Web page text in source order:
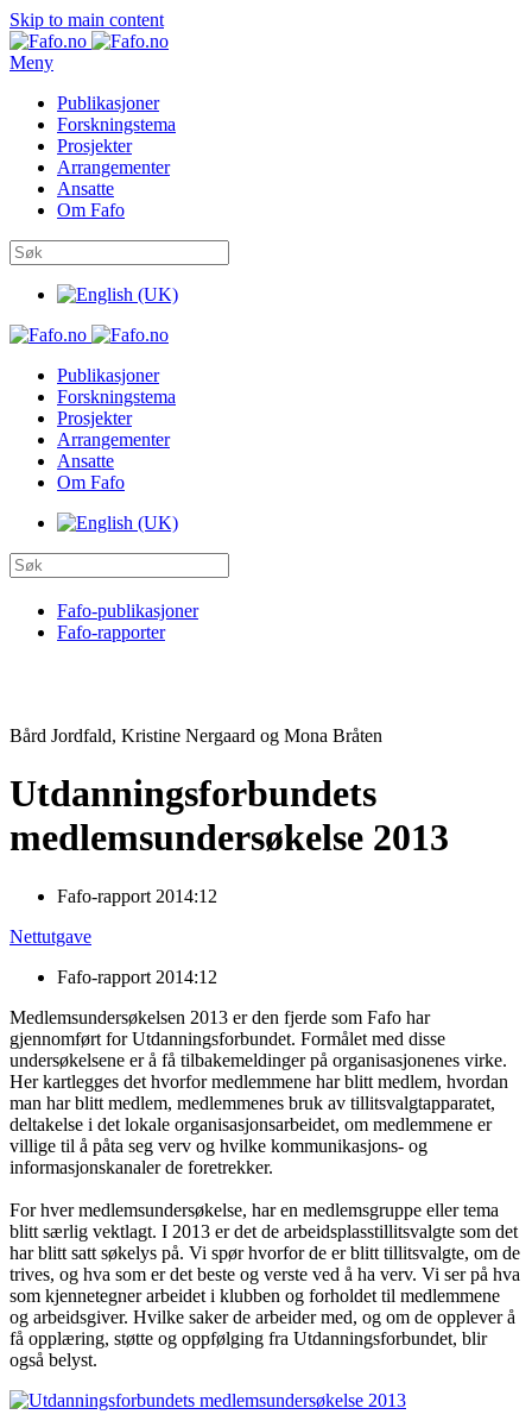
Skip to main content
Meny
Publikasjoner
Forskningstema
Prosjekter
Arrangementer
Ansatte
Om Fafo
Publikasjoner
Forskningstema
Prosjekter
Arrangementer
Ansatte
Om Fafo
Fafo-publikasjoner
Fafo-rapporter
Bård Jordfald, Kristine Nergaard og Mona Bråten
Utdanningsforbundets
medlemsundersøkelse 2013
Fafo-rapport 2014:12
Nettutgave
Fafo-rapport 2014:12
Medlemsundersøkelsen 2013 er den fjerde som Fafo har
gjennomført for Utdanningsforbundet. Formålet med disse
undersøkelsene er å få tilbakemeldinger på organisasjonenes virke.
Her kartlegges det hvorfor medlemmene har blitt medlem, hvordan
man har blitt medlem, medlemmenes bruk av tillitsvalgtapparatet,
deltakelse i det lokale organisasjonsarbeidet, om medlemmene er
villige til å påta seg verv og hvilke kommunikasjons- og
informasjonskanaler de foretrekker.
For hver medlemsundersøkelse, har en medlemsgruppe eller tema
blitt særlig vektlagt. I 2013 er det de arbeidsplasstillitsvalgte som det
har blitt satt søkelys på. Vi spør hvorfor de er blitt tillitsvalgte, om de
trives, og hva som er det beste og verste ved å ha verv. Vi ser på hva
som kjennetegner arbeidet i klubben og forholdet til medlemmene
og arbeidsgiver. Hvilke saker de arbeider med, og om de opplever å
få opplæring, støtte og oppfølging fra Utdanningsforbundet, blir
også belyst.